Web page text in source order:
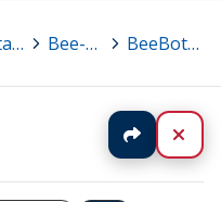
TVT-tarvikelainaamo > Bee-Bot -robotit > BeeBot, setti 3
Jaa